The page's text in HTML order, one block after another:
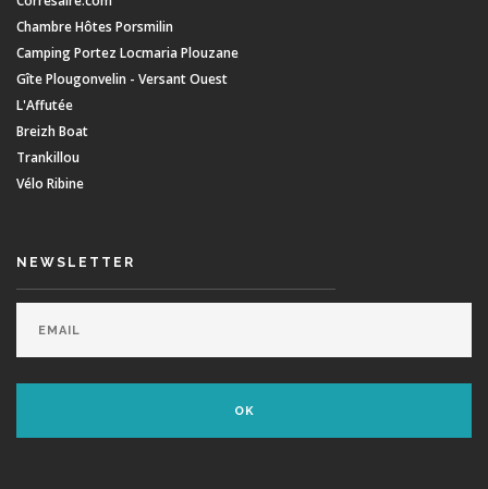
Chambre Hôtes Porsmilin
Camping Portez Locmaria Plouzane
Gîte Plougonvelin - Versant Ouest
L'Affutée
Breizh Boat
Trankillou
Vélo Ribine
NEWSLETTER